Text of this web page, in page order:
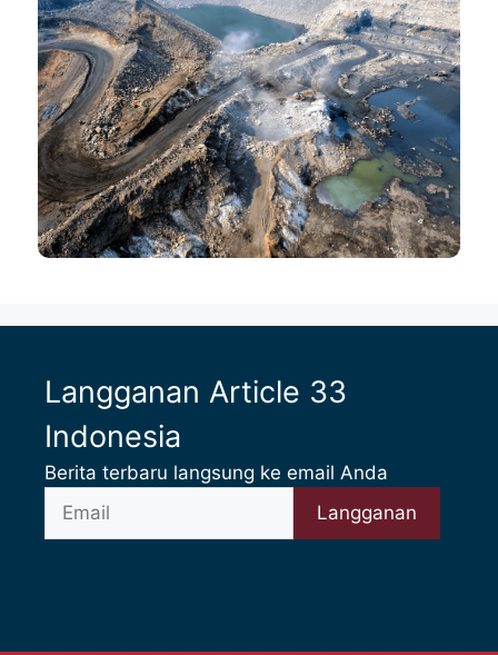
Langganan Article 33
Indonesia
Berita terbaru langsung ke email Anda